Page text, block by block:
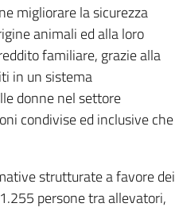
migliorare la sicurezza
animali ed alla loro
familiare, grazie alla
in un sistema
donne nel settore
condivise ed inclusive che
strutturate a favore dei
persone tra allevatori,